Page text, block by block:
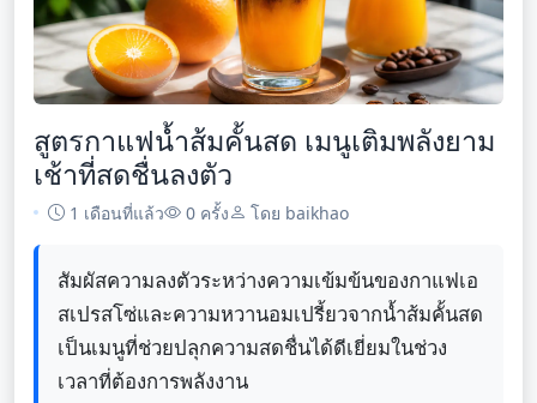
สูตรกาแฟน้ำส้มคั้นสด เมนูเติมพลังยาม
เช้าที่สดชื่นลงตัว
1 เดือนที่แล้ว 0 ครั้ง โดย baikhao
สัมผัสความลงตัวระหว่างความเข้มข้นของกาแฟเอ
สเปรสโซ่และความหวานอมเปรี้ยวจากน้ำส้มคั้นสด
เป็นเมนูที่ช่วยปลุกความสดชื่นได้ดีเยี่ยมในช่วง
เวลาที่ต้องการพลังงาน